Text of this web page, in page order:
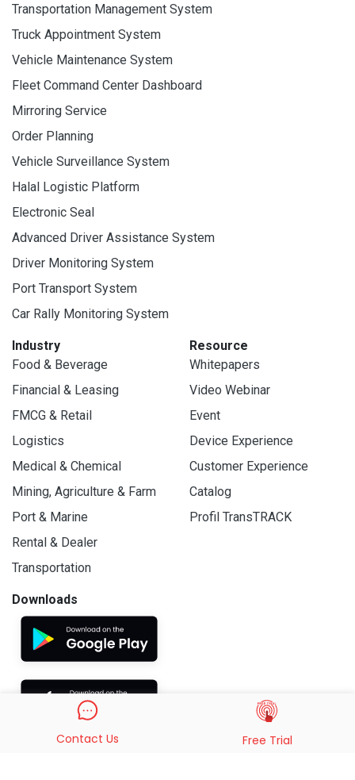
Transportation Management System
Truck Appointment System
Vehicle Maintenance System
Fleet Command Center Dashboard
Mirroring Service
Order Planning
Vehicle Surveillance System
Halal Logistic Platform
Electronic Seal
Advanced Driver Assistance System
Driver Monitoring System
Port Transport System
Car Rally Monitoring System
Industry
Food & Beverage
Financial & Leasing
FMCG & Retail
Logistics
Medical & Chemical
Mining, Agriculture & Farm
Port & Marine
Rental & Dealer
Transportation
Resource
Whitepapers
Video Webinar
Event
Device Experience
Customer Experience
Catalog
Profil TransTRACK
Downloads
Contact Us Free Trial